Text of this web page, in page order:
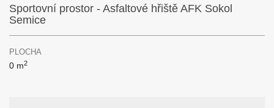
Sportovní prostor - Asfaltové hřiště AFK Sokol
Semice
PLOCHA
0 m2